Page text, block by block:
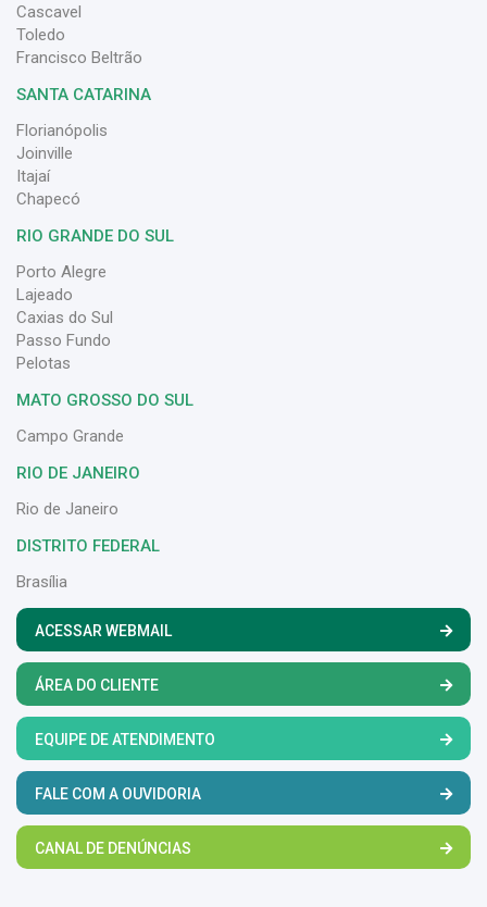
Cascavel
Toledo
Francisco Beltrão
SANTA CATARINA
Florianópolis
Joinville
Itajaí
Chapecó
RIO GRANDE DO SUL
Porto Alegre
Lajeado
Caxias do Sul
Passo Fundo
Pelotas
MATO GROSSO DO SUL
Campo Grande
RIO DE JANEIRO
Rio de Janeiro
DISTRITO FEDERAL
Brasília
ACESSAR WEBMAIL
ÁREA DO CLIENTE
EQUIPE DE ATENDIMENTO
FALE COM A OUVIDORIA
CANAL DE DENÚNCIAS